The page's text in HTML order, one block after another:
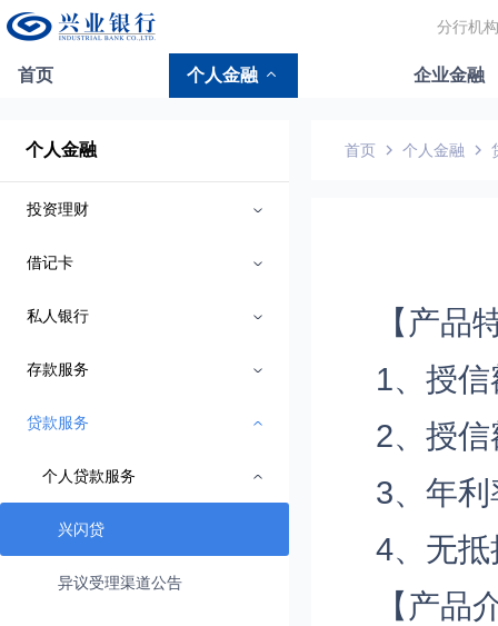
分行机构
首页 个人金融 企业金融
个人金融
投资理财
借记卡
私人银行
存款服务
贷款服务
个人贷款服务
兴闪贷
异议受理渠道公告
首页 个人金融
【产品
1、授
2、授
3、年
4、无
【产品